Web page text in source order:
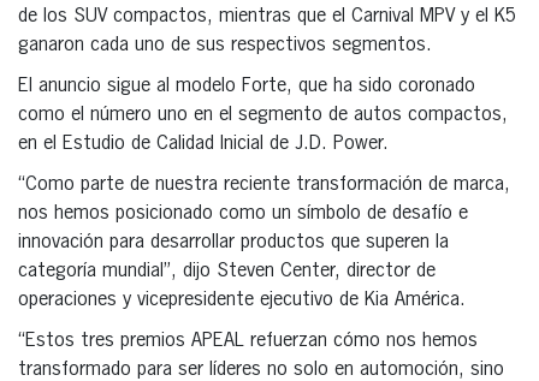
de los SUV compactos, mientras que el Carnival MPV y el K5
ganaron cada uno de sus respectivos segmentos.
El anuncio sigue al modelo Forte, que ha sido coronado
como el número uno en el segmento de autos compactos,
en el Estudio de Calidad Inicial de J.D. Power.
“Como parte de nuestra reciente transformación de marca,
nos hemos posicionado como un símbolo de desafío e
innovación para desarrollar productos que superen la
categoría mundial”, dijo Steven Center, director de
operaciones y vicepresidente ejecutivo de Kia América.
“Estos tres premios APEAL refuerzan cómo nos hemos
transformado para ser líderes no solo en automoción, sino